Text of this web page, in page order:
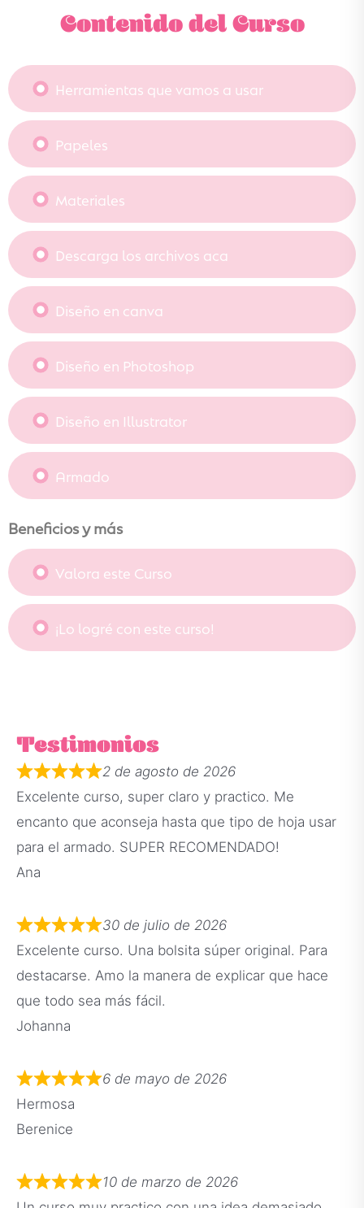
Contenido del Curso
Herramientas que vamos a usar
Papeles
Materiales
Descarga los archivos aca
Diseño en canva
Diseño en Photoshop
Diseño en Illustrator
Armado
Beneficios y más
Valora este Curso
¡Lo logré con este curso!
Testimonios
2 de agosto de 2026
Excelente curso, super claro y practico. Me
encanto que aconseja hasta que tipo de hoja usar
para el armado. SUPER RECOMENDADO!
Ana
30 de julio de 2026
Excelente curso. Una bolsita súper original. Para
destacarse. Amo la manera de explicar que hace
que todo sea más fácil.
Johanna
6 de mayo de 2026
Hermosa
Berenice
10 de marzo de 2026